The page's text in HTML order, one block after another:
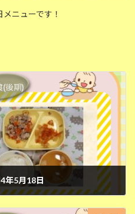
ニューです！
年5月18日